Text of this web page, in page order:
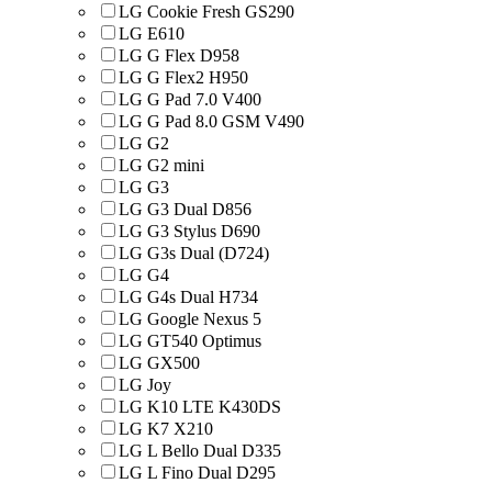
LG Cookie Fresh GS290
LG E610
LG G Flex D958
LG G Flex2 H950
LG G Pad 7.0 V400
LG G Pad 8.0 GSM V490
LG G2
LG G2 mini
LG G3
LG G3 Dual D856
LG G3 Stylus D690
LG G3s Dual (D724)
LG G4
LG G4s Dual H734
LG Google Nexus 5
LG GT540 Optimus
LG GX500
LG Joy
LG K10 LTE K430DS
LG K7 X210
LG L Bello Dual D335
LG L Fino Dual D295